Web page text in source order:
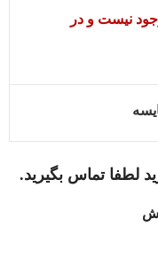
نیست و در
لطفا تماس بگیرید.